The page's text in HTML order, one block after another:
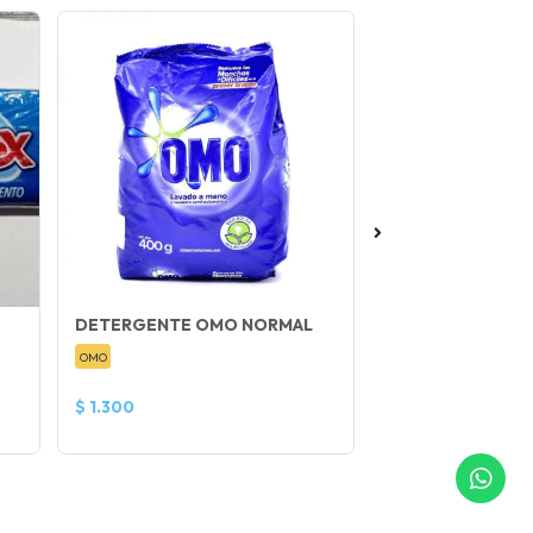
DETERGENTE OMO NORMAL
OMO
$ 1.300